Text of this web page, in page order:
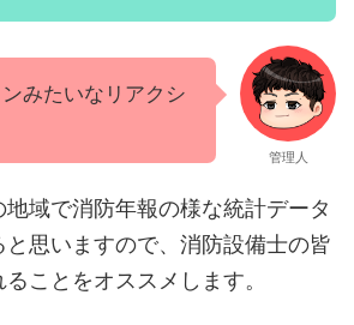
みたいなリアクシ
管理人
域で消防年報の様な統計データ
思いますので、消防設備士の皆
ことをオススメします。